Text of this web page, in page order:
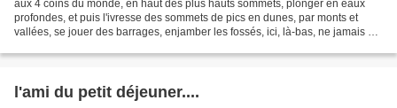
aux 4 coins du monde, en haut des plus hauts sommets, plonger en eaux
profondes, et puis l'ivresse des sommets de pics en dunes, par monts et
vallées, se jouer des barrages, enjamber les fossés, ici, là-bas, ne jamais se
l'ami du petit déjeuner....